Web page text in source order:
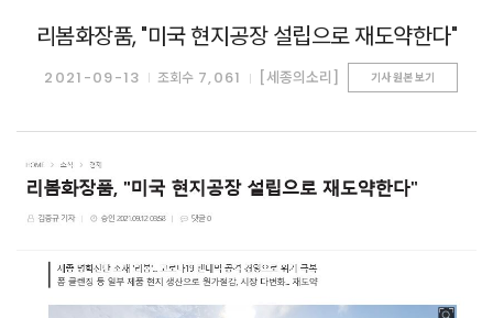
리봄화장품, "미국 현지공장 설립으로 재도약한다"
2021-09-13 조회수 7,061 [세종의소리] 기사 원본 보기